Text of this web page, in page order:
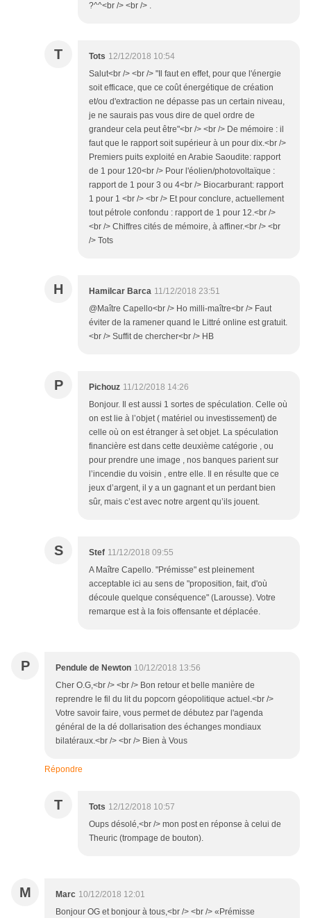
?^^<br /> <br /> .
T Tots 12/12/2018 10:54
Salut<br /> <br /> "Il faut en effet, pour que l'énergie
soit efficace, que ce coût énergétique de création
et/ou d'extraction ne dépasse pas un certain niveau,
je ne saurais pas vous dire de quel ordre de
grandeur cela peut être"<br /> <br /> De mémoire : il
faut que le rapport soit supérieur à un pour dix.<br />
Premiers puits exploité en Arabie Saoudite: rapport
de 1 pour 120<br /> Pour l'éolien/photovoltaïque :
rapport de 1 pour 3 ou 4<br /> Biocarburant: rapport
1 pour 1 <br /> <br /> Et pour conclure, actuellement
tout pétrole confondu : rapport de 1 pour 12.<br />
<br /> Chiffres cités de mémoire, à affiner.<br /> <br
/> Tots
H Hamilcar Barca 11/12/2018 23:51
@Maître Capello<br /> Ho milli-maître<br /> Faut
éviter de la ramener quand le Littré online est gratuit.
<br /> Suffit de chercher<br /> HB
P Pichouz 11/12/2018 14:26
Bonjour. Il est aussi 1 sortes de spéculation. Celle où
on est lie à l’objet ( matériel ou investissement) de
celle où on est étranger à set objet. La spéculation
financière est dans cette deuxième catégorie , ou
pour prendre une image , nos banques parient sur
l’incendie du voisin , entre elle. Il en résulte que ce
jeux d’argent, il y a un gagnant et un perdant bien
sûr, mais c’est avec notre argent qu’ils jouent.
S Stef 11/12/2018 09:55
A Maître Capello. "Prémisse" est pleinement
acceptable ici au sens de "proposition, fait, d'où
découle quelque conséquence" (Larousse). Votre
remarque est à la fois offensante et déplacée.
P Pendule de Newton 10/12/2018 13:56
Cher O.G,<br /> <br /> Bon retour et belle manière de
reprendre le fil du lit du popcorn géopolitique actuel.<br />
Votre savoir faire, vous permet de débutez par l'agenda
général de la dé dollarisation des échanges mondiaux
bilatéraux.<br /> <br /> Bien à Vous
Répondre
T Tots 12/12/2018 10:57
Oups désolé,<br /> mon post en réponse à celui de
Theuric (trompage de bouton).
M Marc 10/12/2018 12:01
Bonjour OG et bonjour à tous,<br /> <br /> «Prémisse